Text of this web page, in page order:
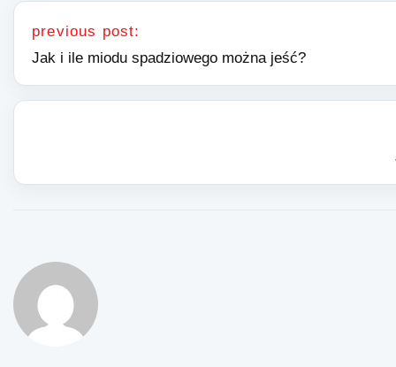
Nawigacja wpisu
previous post:
Jak i ile miodu spadziowego można jeść?